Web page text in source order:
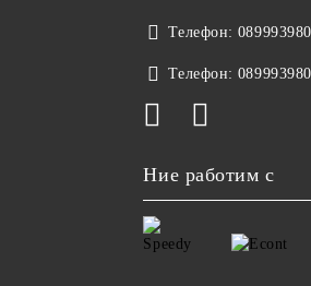
Телефон:
Телефон:
Ние работим с